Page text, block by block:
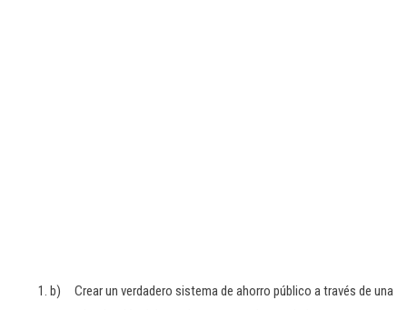
b) Crear un verdadero sistema de ahorro público a través de una